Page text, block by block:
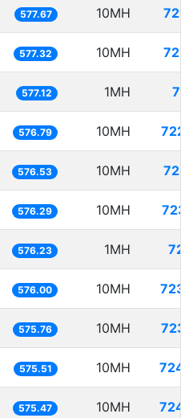
577.67 10MH
577.32 10MH
577.12 1MH
576.79 10MH
576.53 10MH
576.29 10MH
576.23 1MH
576.00 10MH
575.76 10MH
575.51 10MH
575.47 10MH